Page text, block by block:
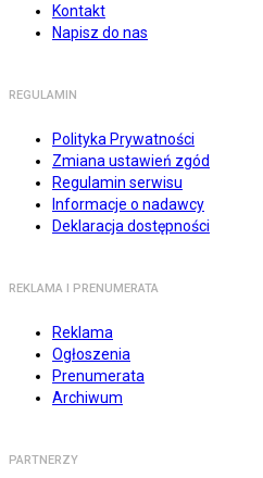
Kontakt
Napisz do nas
REGULAMIN
Polityka Prywatności
Zmiana ustawień zgód
Regulamin serwisu
Informacje o nadawcy
Deklaracja dostępności
REKLAMA I PRENUMERATA
Reklama
Ogłoszenia
Prenumerata
Archiwum
PARTNERZY